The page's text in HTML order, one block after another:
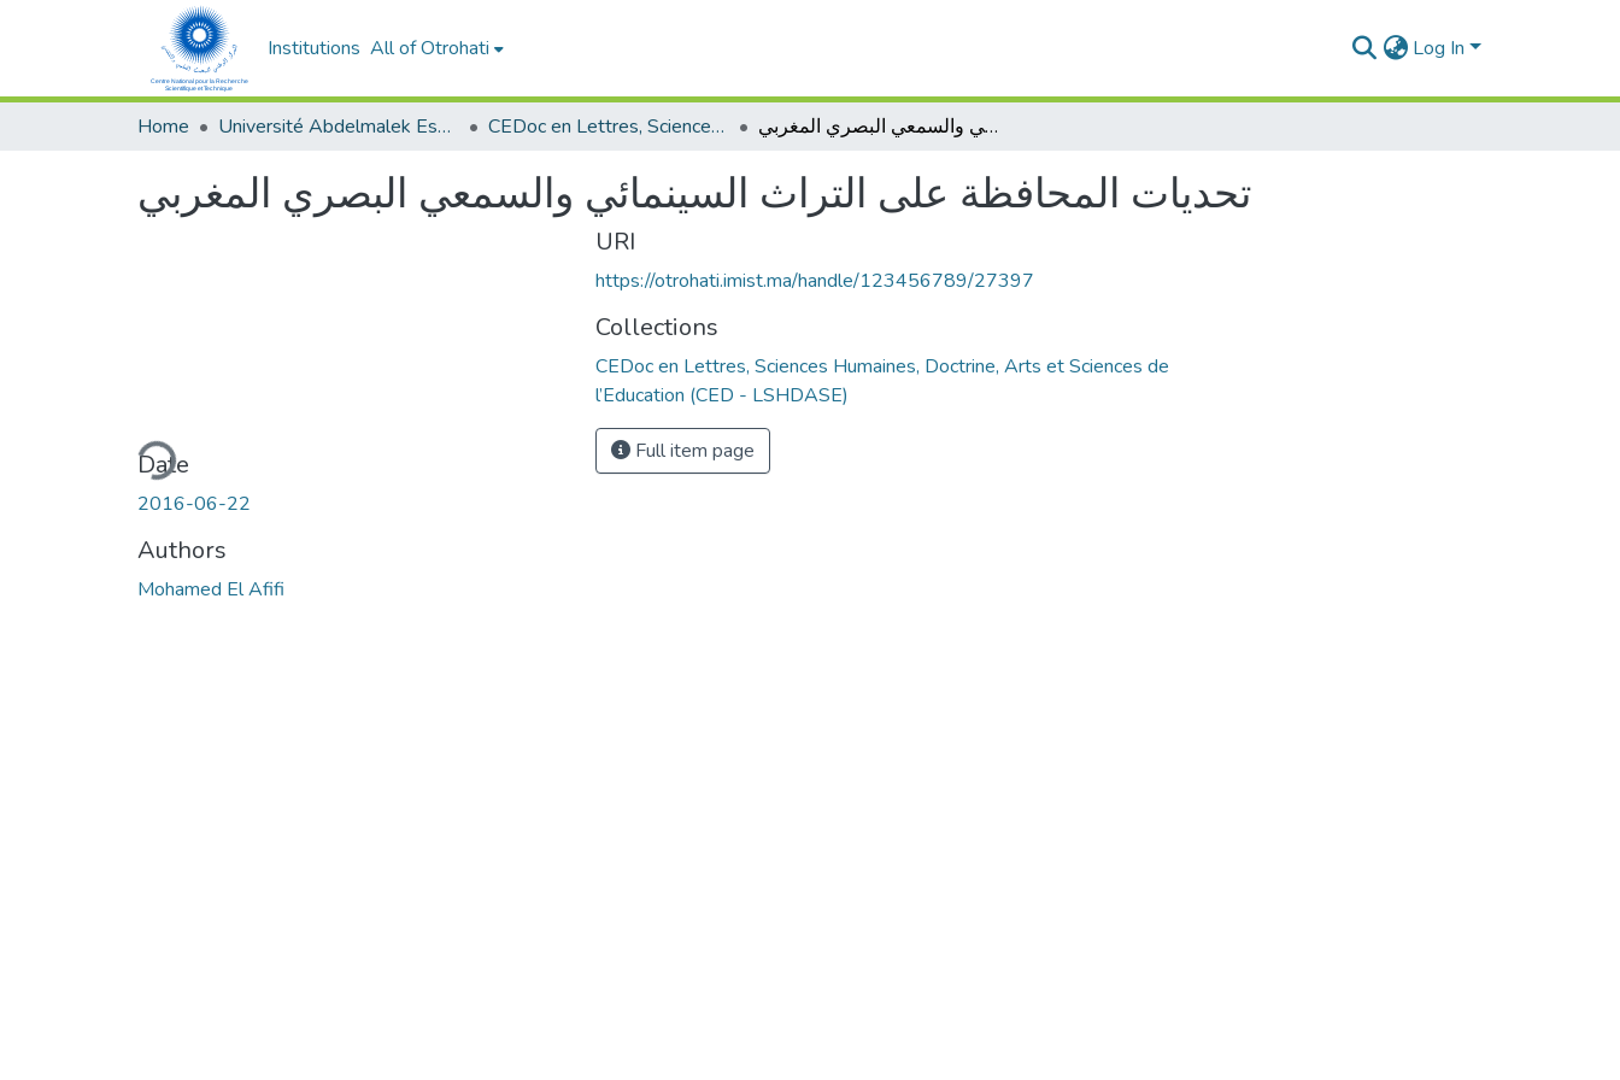
Institutions All of Otrohati Log In
Home Université Abdelmalek Essaâdi - Tétouan CEDoc en Lettres, Sciences Humaines, Doctrine, Arts et Sciences de l’Education (CED - LSHDASE) تحديات المحافظة على التراث السينمائي والسمعي البصري المغربي
تحديات المحافظة على التراث السينمائي والسمعي البصري المغربي
Loading...
Date
2016-06-22
Authors
Mohamed El Afifi
URI
https://otrohati.imist.ma/handle/123456789/27397
Collections
CEDoc en Lettres, Sciences Humaines, Doctrine, Arts et Sciences de
l’Education (CED - LSHDASE)
Full item page